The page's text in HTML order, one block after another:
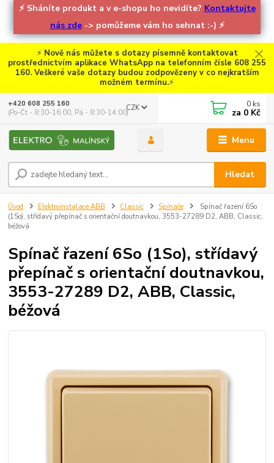
⚡ Sháníte produkt a v e-shopu ho nevidíte? Kontaktujte
nás zde-> pomůžeme vám ho sehnat :-) ⚡
⚡ Nově nás můžete s dotazy písemně kontaktovat
prostřednictvím aplikace WhatsApp na telefonním čísle 608 255
160. Veškeré vaše dotazy budou zodpovězeny v co nejkratším
možném termínu.⚡
Menu
CZK
Hledat
+420 608 255 160
(Po-Čt - 8:30-16:00, Pá - 8:30-14:00)
0 ks
za 0 Kč
Úvod Elektroinstalace ABB Classic Spínače
Spínač řazení 6So
(1So), střídavý přepínač s orientační doutnavkou, 3553-27289 D2, ABB, Classic,
béžová
Spínač řazení 6So (1So), střídavý
přepínač s orientační doutnavkou,
3553-27289 D2, ABB, Classic,
béžová